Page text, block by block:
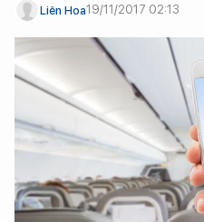
Liên Hoa19/11/2017 02:13